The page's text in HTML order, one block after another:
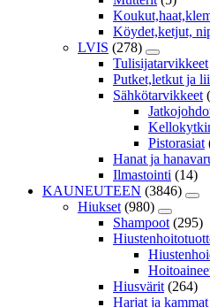
Köydet,ketjut,
LVIS (278)
Tulisijatarvikkeet
Putket,letkut ja
Sähkötarvikkeet
Pistorasiat
Hanat ja
Ilmastointi (14)
KAUNEUTEEN (3846)
Hiukset (980)
Shampoot (295)
Hiusvärit (264)
Harjat ja kammat